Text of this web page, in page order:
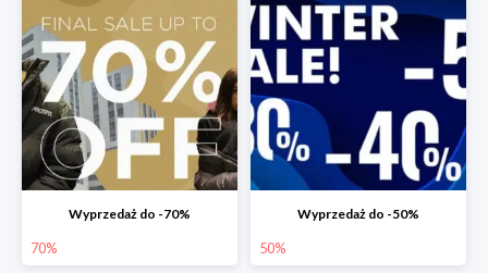
Wyprzedaż do -70%
70%
Wyprzedaż do -50%
50%